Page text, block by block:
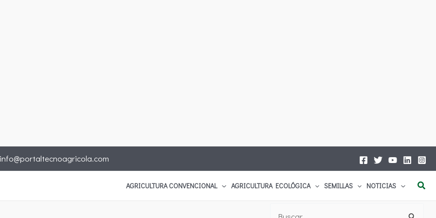
info@portaltecnoagricola.com
AGRICULTURA CONVENCIONAL AGRICULTURA ECOLÓGICA SEMILLAS NOTICIAS